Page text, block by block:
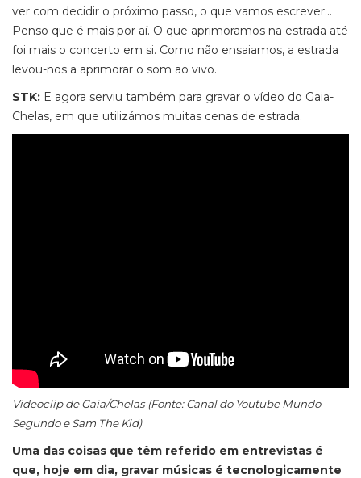
ver com decidir o próximo passo, o que vamos escrever…
Penso que é mais por aí. O que aprimoramos na estrada até
foi mais o concerto em si. Como não ensaiamos, a estrada
levou-nos a aprimorar o som ao vivo.
STK: E agora serviu também para gravar o vídeo do Gaia-
Chelas, em que utilizámos muitas cenas de estrada.
Videoclip de Gaia/Chelas (Fonte: Canal do Youtube Mundo
Segundo e Sam The Kid)
Uma das coisas que têm referido em entrevistas é
que, hoje em dia, gravar músicas é tecnologicamente